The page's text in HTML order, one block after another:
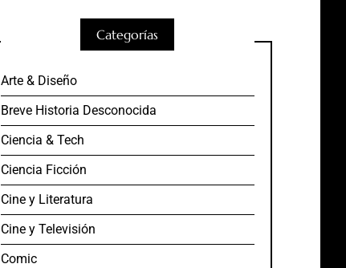
Categorías
Arte & Diseño
Breve Historia Desconocida
Ciencia & Tech
Ciencia Ficción
Cine y Literatura
Cine y Televisión
Comic